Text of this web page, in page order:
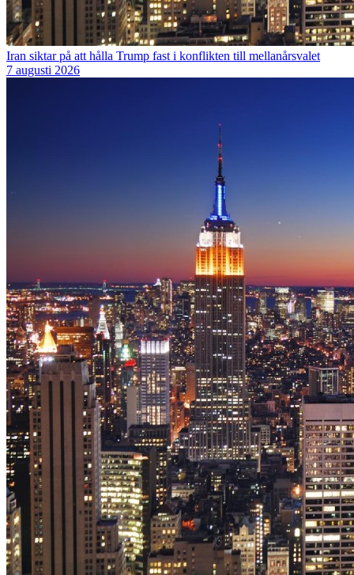
Iran siktar på att hålla Trump fast i konflikten till mellanårsvalet
7 augusti 2026